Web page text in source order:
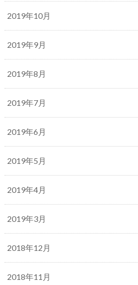
2019年10月
2019年9月
2019年8月
2019年7月
2019年6月
2019年5月
2019年4月
2019年3月
2018年12月
2018年11月